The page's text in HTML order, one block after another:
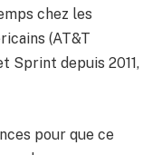
chez les
(AT&T
Sprint depuis 2011,
pour que ce